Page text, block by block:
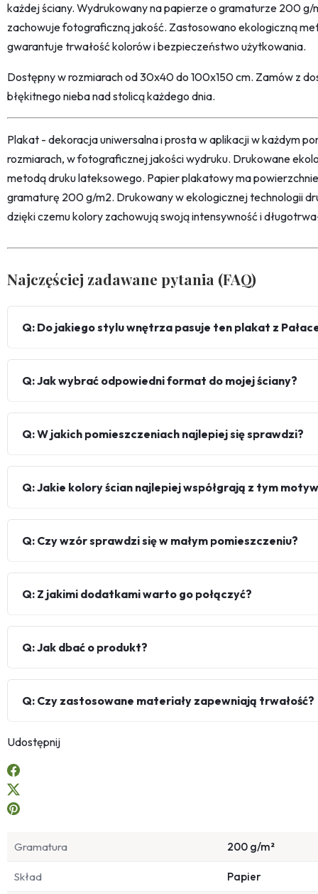
każdej ściany. Wydrukowany na papierze o gramaturze 200 g/
zachowuje fotograficzną jakość. Zastosowano ekologiczną
gwarantuje trwałość kolorów i bezpieczeństwo użytkowania.
Dostępny w rozmiarach od 30x40 do 100x150 cm. Zamów z
błękitnego nieba nad stolicą każdego dnia.
Plakat - dekoracja uniwersalna i prosta w aplikacji w każdym
rozmiarach, w fotograficznej jakości wydruku. Drukowane
metodą druku lateksowego. Papier plakatowy ma
gramaturę 200 g/m2. Drukowany w ekologicznej technologii
dzięki czemu kolory zachowują swoją intensywność i
Najczęściej zadawane pytania (FAQ)
Q: Do jakiego stylu wnętrza pasuje ten plakat z
Q: Jak wybrać odpowiedni format do mojej ściany?
Q: W jakich pomieszczeniach najlepiej się sprawdzi?
Q: Jakie kolory ścian najlepiej współgrają z tym
Q: Czy wzór sprawdzi się w małym pomieszczeniu?
Q: Z jakimi dodatkami warto go połączyć?
Q: Jak dbać o produkt?
Q: Czy zastosowane materiały zapewniają trwałość?
Udostępnij
Gramatura 200 g/m²
Skład Papier